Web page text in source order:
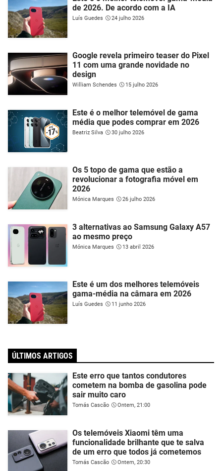
de 2026. De acordo com a IA
Luís Guedes 24 julho 2026
Google revela primeiro teaser do Pixel
11 com uma grande novidade no
design
William Schendes 15 julho 2026
Este é o melhor telemóvel de gama
média que podes comprar em 2026
Beatriz Silva 30 julho 2026
Os 5 topo de gama que estão a
revolucionar a fotografia móvel em
2026
Mónica Marques 26 julho 2026
3 alternativas ao Samsung Galaxy A57
ao mesmo preço
Mónica Marques 13 abril 2026
Este é um dos melhores telemóveis
gama-média na câmara em 2026
Luís Guedes 11 junho 2026
ÚLTIMOS ARTIGOS
Este erro que tantos condutores
cometem na bomba de gasolina pode
sair muito caro
Tomás Cascão Ontem, 21:00
Os telemóveis Xiaomi têm uma
funcionalidade brilhante que te salva
de um erro que todos já cometemos
Tomás Cascão Ontem, 20:30